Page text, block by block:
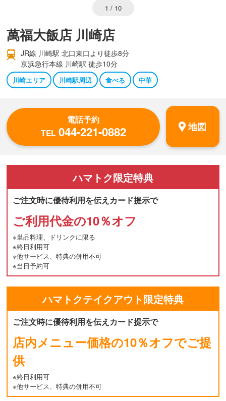
1 / 10
萬福大飯店 川崎店
JR線 川崎駅 北口東口より徒歩8分
京浜急行本線 川崎駅 徒歩10分
川崎エリア 川崎駅周辺 食べる 中華
電話予約
TEL 044-221-0882 地図
ハマトク限定特典
ご注文時に優待利用を伝えカード提示で
ご利用代金の10％オフ
※単品料理、ドリンクに限る
※終日利用可
※他サービス、特典の併用不可
※当日予約可
ハマトクテイクアウト限定特典
ご注文時に優待利用を伝えカード提示で
店内メニュー価格の10％オフでご提
供
※終日利用可
※他サービス、特典の併用不可